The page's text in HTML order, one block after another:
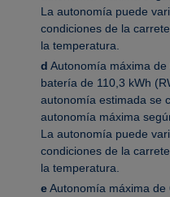
La autonomía puede
condiciones de la
la temperatura.
d Autonomía máxima
batería de 110,3 kWh
autonomía estimada se
autonomía máxima
La autonomía puede
condiciones de la
la temperatura.
eAutonomía máxima de